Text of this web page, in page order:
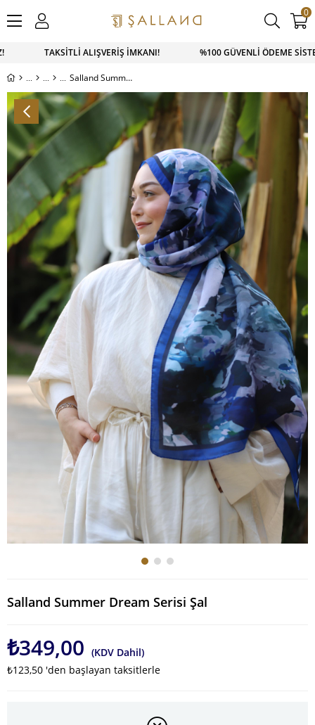
SİPARİŞ 0543 900 41 41 1500 TL ÜZERİ KARGO
0
Salland Summer Dream Serisi Şal
Salland Summer Dream Serisi Şal
₺349,00 (KDV Dahil)
₺123,50 'den başlayan taksitlerle